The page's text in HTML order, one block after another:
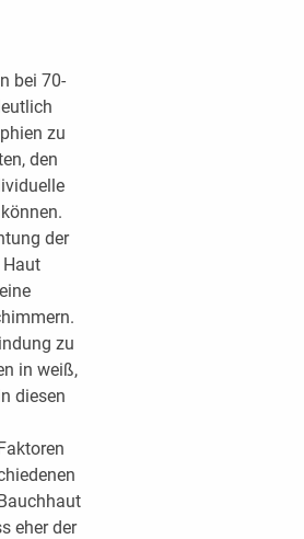
bei 70-
zu
den
der
Haut
zu
in weiß,
diesen
eher der